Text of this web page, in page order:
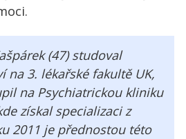
(47) studoval
na 3. lékařské fakultě UK,
na Psychiatrickou kliniku
získal specializaci z
2011 je přednostou této